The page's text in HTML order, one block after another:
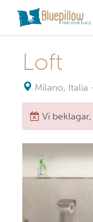
Loft
Milano, Italia
Vi